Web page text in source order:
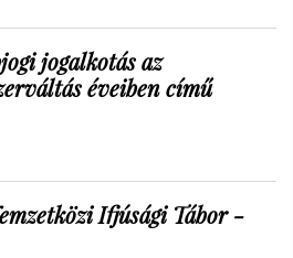
jogalkotás az
éveiben című
Ifjúsági Tábor -